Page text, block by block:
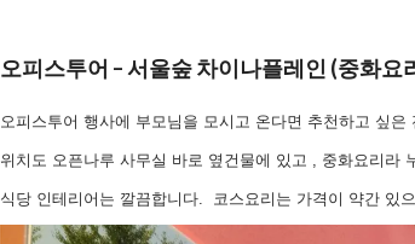
오피스투어 – 서울숲 차이나플레인 (중화요
오피스투어 행사에 부모님을 모시고 온다면 추천하고 싶은
위치도 오픈나루 사무실 바로 옆건물에 있고 , 중화요리라
식당 인테리어는 깔끔합니다. 코스요리는 가격이 약간 있